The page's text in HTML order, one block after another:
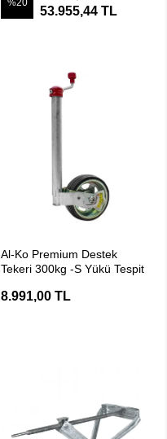
%20
53.955,44 TL
Al-Ko Premium Destek
Tekeri 300kg -S Yükü Tespit
8.991,00 TL